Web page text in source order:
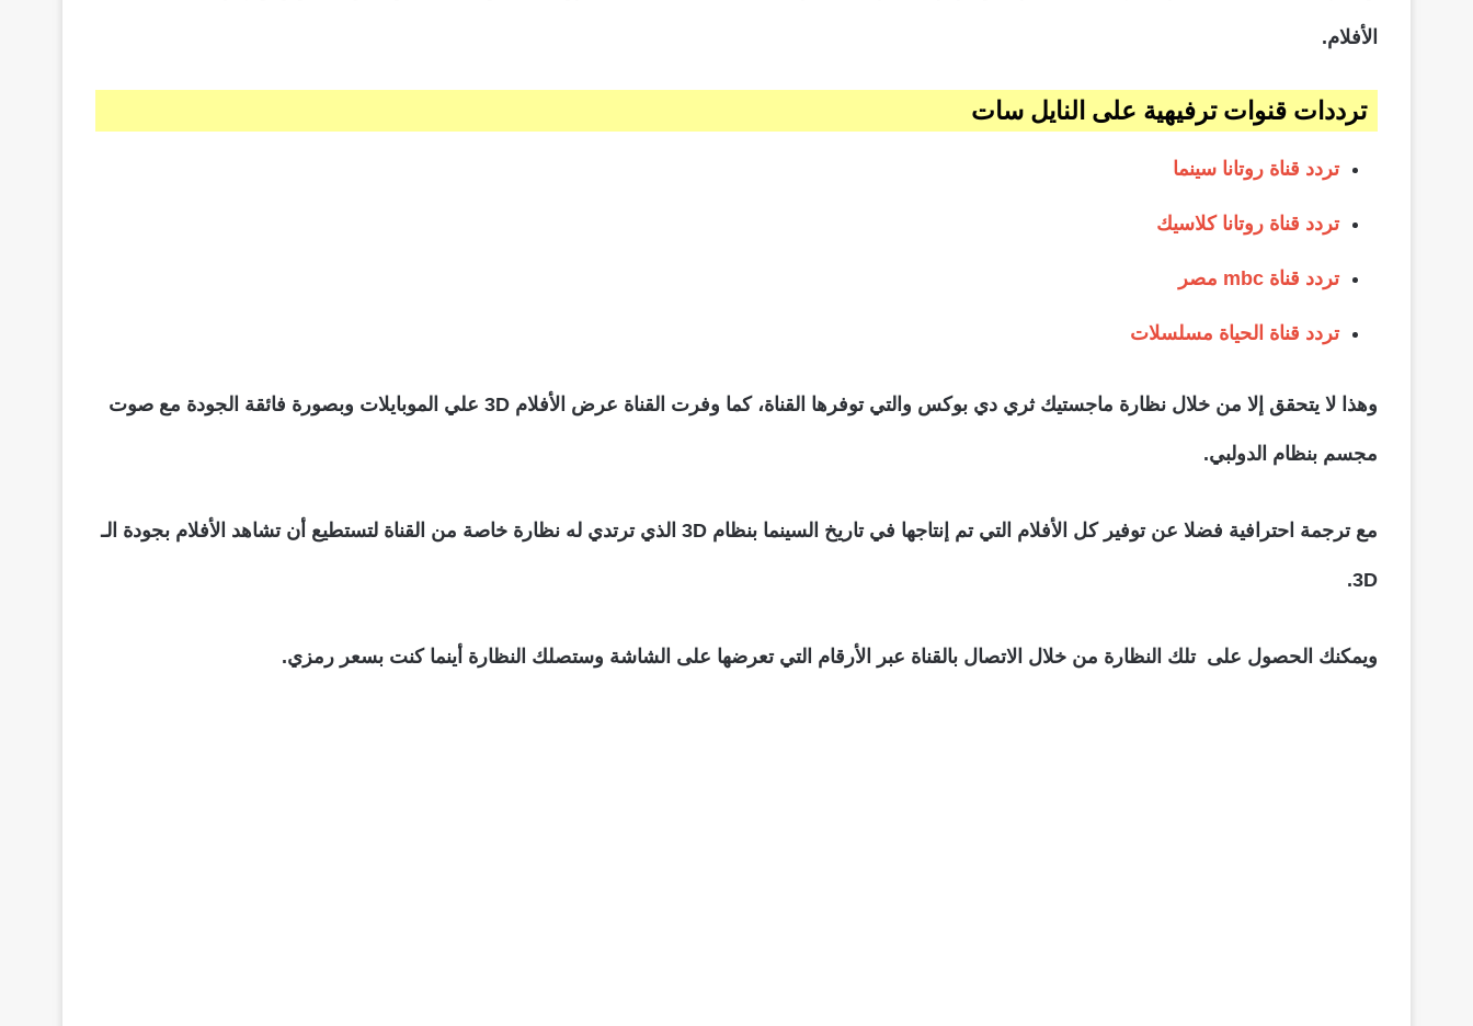
الأفلام.
ترددات قنوات ترفيهية على النايل سات
تردد قناة روتانا سينما
تردد قناة روتانا كلاسيك
تردد قناة mbc مصر
تردد قناة الحياة مسلسلات
وهذا لا يتحقق إلا من خلال نظارة ماجستيك ثري دي بوكس والتي توفرها القناة، كما وفرت القناة عرض الأفلام 3D علي الموبايلات وبصورة فائقة الجودة مع صوت
مجسم بنظام الدولبي.
مع ترجمة احترافية فضلا عن توفير كل الأفلام التي تم إنتاجها في تاريخ السينما بنظام 3D الذي ترتدي له نظارة خاصة من القناة لتستطيع أن تشاهد الأفلام بجودة الـ
3D.
ويمكنك الحصول على تلك النظارة من خلال الاتصال بالقناة عبر الأرقام التي تعرضها على الشاشة وستصلك النظارة أينما كنت بسعر رمزي.